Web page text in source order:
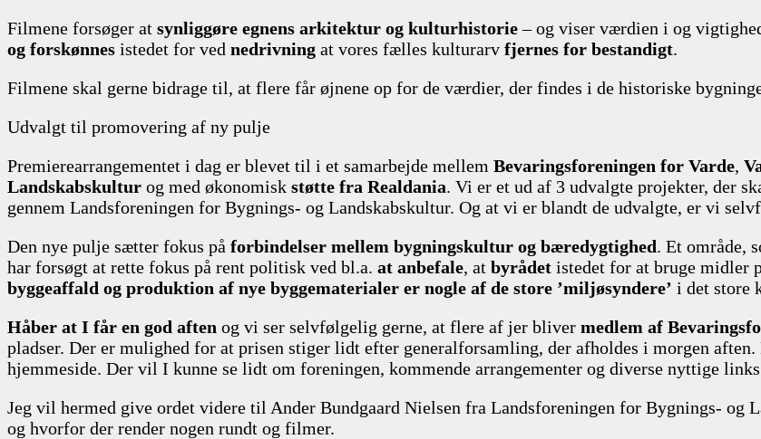
Filmene forsøger at synliggøre egnens arkitektur og kulturhistorie– og viser værdien i og
og forskønnes istedet for ved nedrivning at vores fælles kulturarv fjernes for bestandigt.
Filmene skal gerne bidrage til, at flere får øjnene op for de værdier, der findes i de historiske
Udvalgt til promovering af ny pulje
Premierearrangementet i dag er blevet til i et samarbejde mellem Bevaringsforeningen for Varde,
Landskabskultur og med økonomisk støtte fra Realdania. Vi er et ud af 3 udvalgte projekter, der
gennem Landsforeningen for Bygnings- og Landskabskultur. Og at vi er blandt de udvalgte, er vi
Den nye pulje sætter fokus på forbindelser mellem bygningskultur og bæredygtighed. Et område,
har forsøgt at rette fokus på rent politisk ved bl.a. at anbefale, at byrådet istedet for at bruge midler
byggeaffald og produktion af nye byggematerialer er nogle af de store ’miljøsyndere’ i det store
Håber at I får en god aften og vi ser selvfølgelig gerne, at flere af jer bliver medlem af
pladser. Der er mulighed for at prisen stiger lidt efter generalforsamling, der afholdes i morgen
hjemmeside. Der vil I kunne se lidt om foreningen, kommende arrangementer og diverse nyttige
Jeg vil hermed give ordet videre til Ander Bundgaard Nielsen fra Landsforeningen for Bygnings-
og hvorfor der render nogen rundt og filmer.